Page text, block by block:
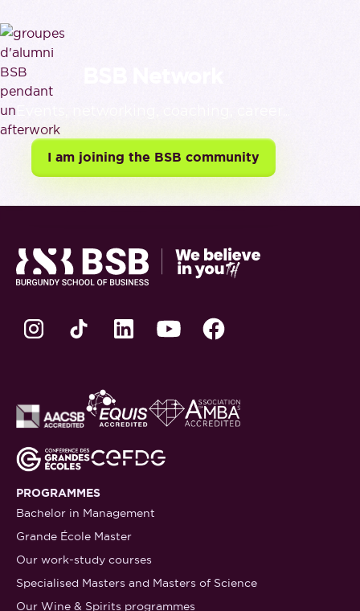
I am joining the BSB community
PROGRAMMES
Bachelor in Management
Grande École Master
Our work-study courses
Specialised Masters and Masters of Science
Our Wine & Spirits programmes